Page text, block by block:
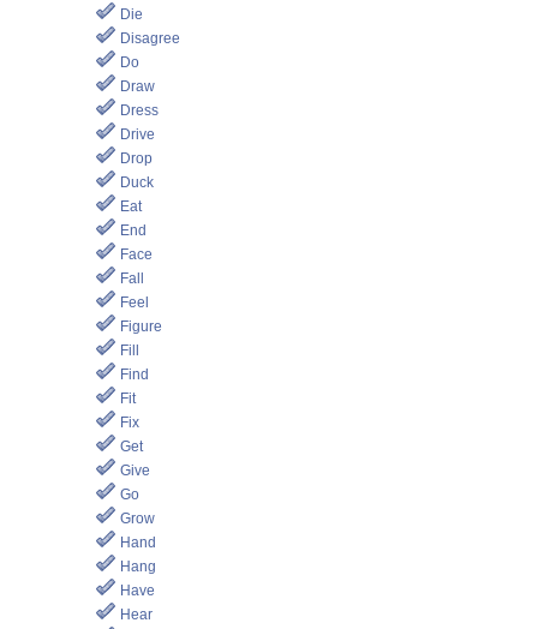
Die
Disagree
Do
Draw
Dress
Drive
Drop
Duck
Eat
End
Face
Fall
Feel
Figure
Fill
Find
Fit
Fix
Get
Give
Go
Grow
Hand
Hang
Have
Hear